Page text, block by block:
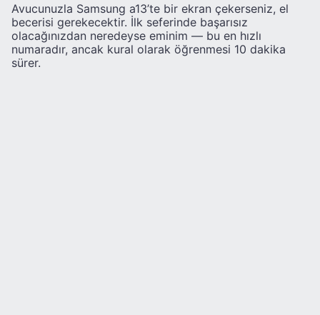
Avucunuzla Samsung a13’te bir ekran çekerseniz, el
becerisi gerekecektir. İlk seferinde başarısız
olacağınızdan neredeyse eminim — bu en hızlı
numaradır, ancak kural olarak öğrenmesi 10 dakika
sürer.